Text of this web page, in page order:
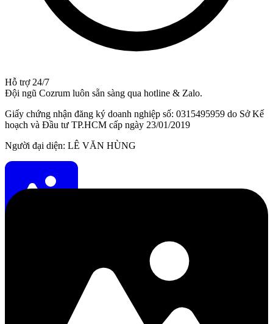
Hỗ trợ 24/7
Đội ngũ Cozrum luôn sẵn sàng qua hotline & Zalo.
Giấy chứng nhận đăng ký doanh nghiệp số: 0315495959 do Sở Kế
hoạch và Đầu tư TP.HCM cấp ngày 23/01/2019
Người đại diện: LÊ VĂN HÙNG